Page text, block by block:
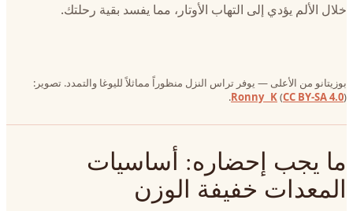
خلال الألم يؤدي إلى التهاب الأوتار، مما يفسد بقية رحلتك.
بوزيتانو من الأعلى — يوفر تراس النزل منظوراً مماثلاً لليوغا والتمدد. تصوير:
Ronny_ K(CC BY-SA 4.0).
ما يجب إحضاره: أساسيات
المعدات خفيفة الوزن